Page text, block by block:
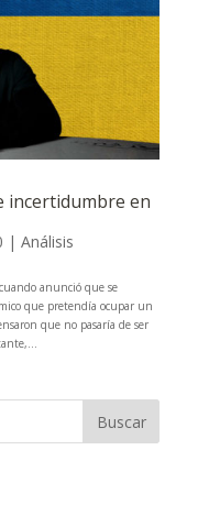
incertidumbre en
| Análisis
anunció que se
que pretendía ocupar un
que no pasaría de ser